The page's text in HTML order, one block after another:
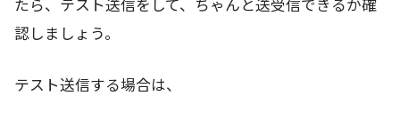
たら、テスト送信をして、ちゃんと送受信できるか確
認しましょう。
テスト送信する場合は、